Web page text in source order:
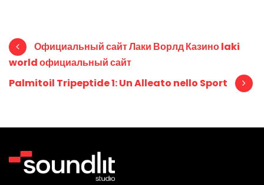
Post navigation
Официальный сайт Лаки Ворлд Казино laki
world официальный сайт
Palmitoil Tripeptide 1: Un Alleato nello Sport